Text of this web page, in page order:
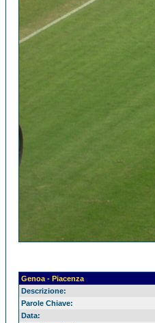
Genoa - Piacenza
Descrizione:
Parole Chiave:
Data: